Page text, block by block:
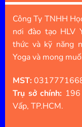
Công Ty TNHH
nơi đào tạo HLV
thức và kỹ năng
Yoga và mong
MST:
Trụ sở chính:
Vấp, TP.HCM.